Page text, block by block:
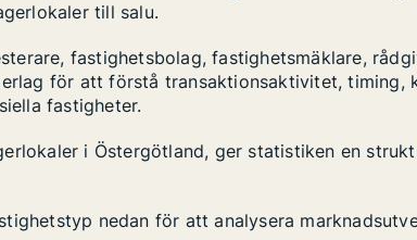
till salu.
fastighetsbolag, fastighetsmäklare,
för att förstå transaktionsaktivitet, timing,
fastigheter.
i Östergötland, ger statistiken en
nedan för att analysera